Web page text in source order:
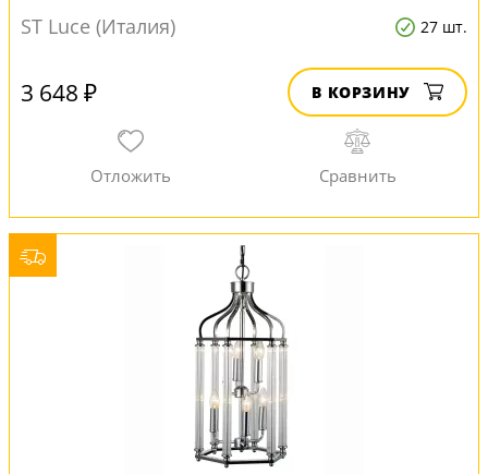
ST Luce (Италия) 27 шт.
3 648 ₽ В КОРЗИНУ